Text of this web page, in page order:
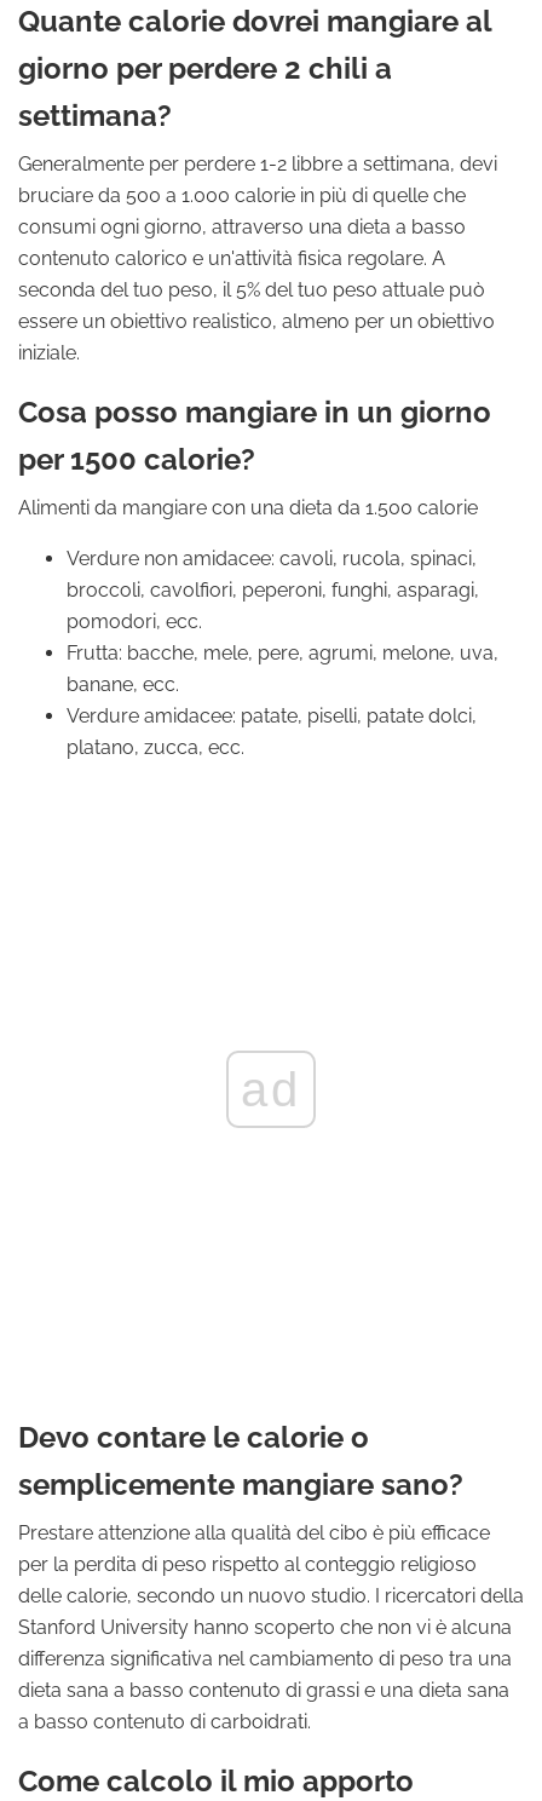
Quante calorie dovrei mangiare al
giorno per perdere 2 chili a
settimana?
Generalmente per perdere 1-2 libbre a settimana, devi
bruciare da 500 a 1.000 calorie in più di quelle che
consumi ogni giorno, attraverso una dieta a basso
contenuto calorico e un'attività fisica regolare. A
seconda del tuo peso, il 5% del tuo peso attuale può
essere un obiettivo realistico, almeno per un obiettivo
iniziale.
Cosa posso mangiare in un giorno
per 1500 calorie?
Alimenti da mangiare con una dieta da 1.500 calorie
Verdure non amidacee: cavoli, rucola, spinaci,
broccoli, cavolfiori, peperoni, funghi, asparagi,
pomodori, ecc.
Frutta: bacche, mele, pere, agrumi, melone, uva,
banane, ecc.
Verdure amidacee: patate, piselli, patate dolci,
platano, zucca, ecc.
ad
Devo contare le calorie o
semplicemente mangiare sano?
Prestare attenzione alla qualità del cibo è più efficace
per la perdita di peso rispetto al conteggio religioso
delle calorie, secondo un nuovo studio. I ricercatori della
Stanford University hanno scoperto che non vi è alcuna
differenza significativa nel cambiamento di peso tra una
dieta sana a basso contenuto di grassi e una dieta sana
a basso contenuto di carboidrati.
Come calcolo il mio apporto